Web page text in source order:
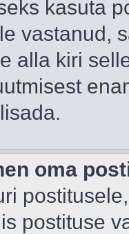
kasuta
vastanud,
alla kiri
oma
postituse